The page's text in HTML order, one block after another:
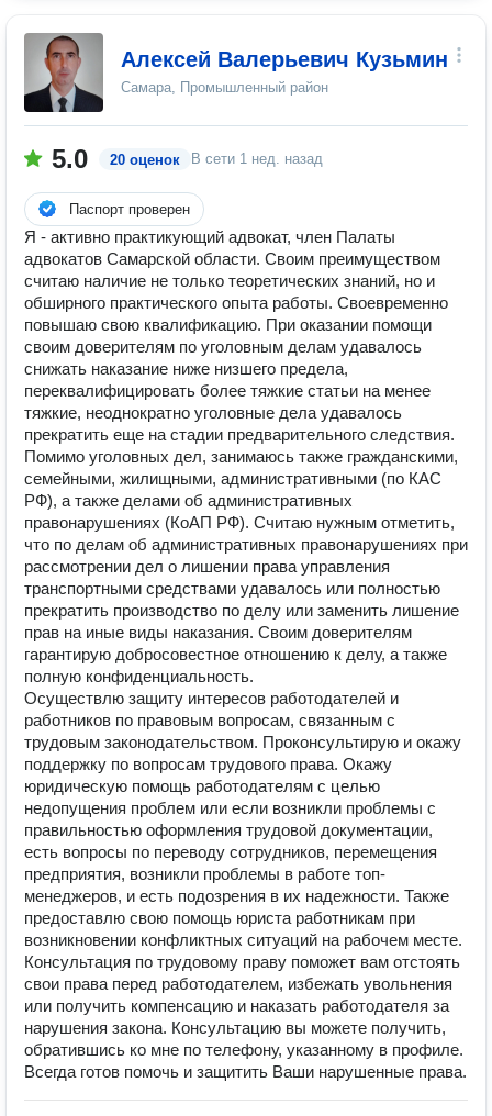
Алексей Валерьевич Кузьмин
Самара, Промышленный район
5.0 20 оценок В сети 1 нед. назад
Паспорт проверен
Я - активно практикующий адвокат, член Палаты
адвокатов Самарской области. Своим преимуществом
считаю наличие не только теоретических знаний, но и
обширного практического опыта работы. Своевременно
повышаю свою квалификацию. При оказании помощи
своим доверителям по уголовным делам удавалось
снижать наказание ниже низшего предела,
переквалифицировать более тяжкие статьи на менее
тяжкие, неоднократно уголовные дела удавалось
прекратить еще на стадии предварительного следствия.
Помимо уголовных дел, занимаюсь также гражданскими,
семейными, жилищными, административными (по КАС
РФ), а также делами об административных
правонарушениях (КоАП РФ). Считаю нужным отметить,
что по делам об административных правонарушениях при
рассмотрении дел о лишении права управления
транспортными средствами удавалось или полностью
прекратить производство по делу или заменить лишение
прав на иные виды наказания. Своим доверителям
гарантирую добросовестное отношению к делу, а также
полную конфиденциальность.
Осуществлю защиту интересов работодателей и
работников по правовым вопросам, связанным с
трудовым законодательством. Проконсультирую и окажу
поддержку по вопросам трудового права. Окажу
юридическую помощь работодателям с целью
недопущения проблем или если возникли проблемы с
правильностью оформления трудовой документации,
есть вопросы по переводу сотрудников, перемещения
предприятия, возникли проблемы в работе топ-
менеджеров, и есть подозрения в их надежности. Также
предоставлю свою помощь юриста работникам при
возникновении конфликтных ситуаций на рабочем месте.
Консультация по трудовому праву поможет вам отстоять
свои права перед работодателем, избежать увольнения
или получить компенсацию и наказать работодателя за
нарушения закона. Консультацию вы можете получить,
обратившись ко мне по телефону, указанному в профиле.
Всегда готов помочь и защитить Ваши нарушенные права.